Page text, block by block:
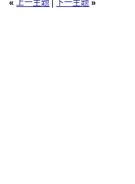
« 上一主题 下一主题 »